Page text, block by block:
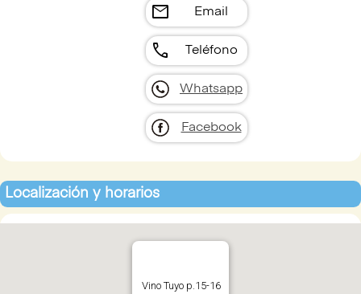
mail Email
call Teléfono
Whatsapp
Facebook
Localización y horarios
Vino Tuyo p.15-16